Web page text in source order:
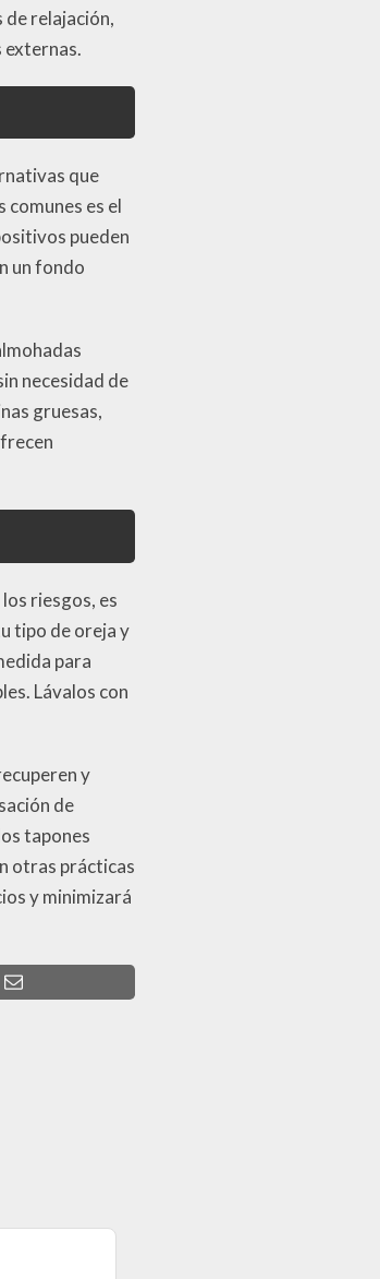
de relajación,
externas.
que
comunes es el
pueden
un fondo
necesidad de
gruesas,
riesgos, es
tipo de oreja y
para
Lávalos con
y
de
tapones
otras prácticas
y minimizará